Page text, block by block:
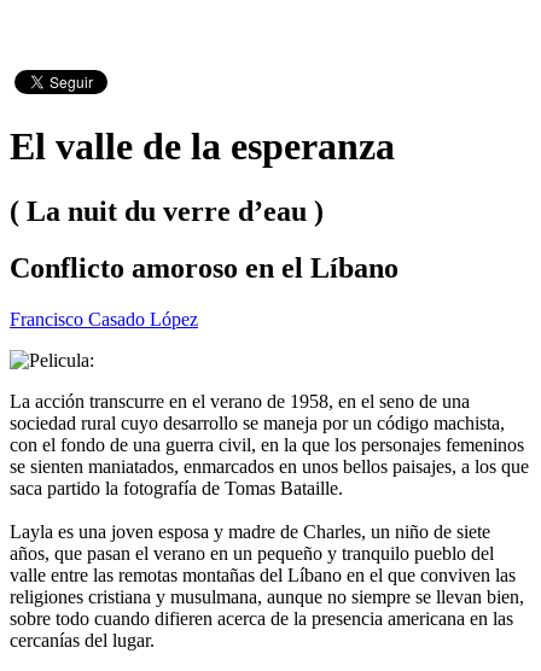
El valle de la esperanza
( La nuit du verre d’eau )
Conflicto amoroso en el Líbano
Francisco Casado López
La acción transcurre en el verano de 1958, en el seno de una
sociedad rural cuyo desarrollo se maneja por un código machista,
con el fondo de una guerra civil, en la que los personajes femeninos
se sienten maniatados, enmarcados en unos bellos paisajes, a los que
saca partido la fotografía de Tomas Bataille.
Layla es una joven esposa y madre de Charles, un niño de siete
años, que pasan el verano en un pequeño y tranquilo pueblo del
valle entre las remotas montañas del Líbano en el que conviven las
religiones cristiana y musulmana, aunque no siempre se llevan bien,
sobre todo cuando difieren acerca de la presencia americana en las
cercanías del lugar.